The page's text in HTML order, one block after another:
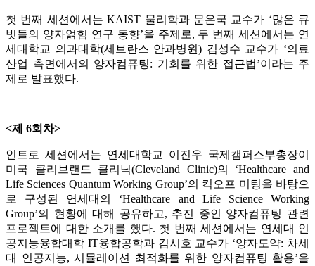
첫 번째 세션에서는 KAIST 물리학과 문은국 교수가 ‘많은 큐
빗들의 양자얽힘 연구 동향’을 주제로, 두 번째 세션에서는 연
세대학교 의과대학(세브란스 안과병원) 김성수 교수가 ‘의료
산업 측면에서의 양자컴퓨팅: 기회를 위한 접근법’이라는 주
제로 발표했다.
<제 6회차>
인트로 세션에서는 연세대학교 이진우 국제캠퍼스부총장이
미국 클리브랜드 클리닉(Cleveland Clinic)의 ‘Healthcare and
Life Sciences Quantum Working Group’의 킥오프 미팅을 바탕으
로 구성된 연세대의 ‘Healthcare and Life Science Working
Group’의 현황에 대해 공유하고, 추진 중인 양자컴퓨팅 관련
프로젝트에 대한 소개를 했다. 첫 번째 세션에서는 연세대 인
공지능융합대학 IT융합공학과 김시호 교수가 ‘양자도약: 차세
대 인공지능, 시뮬레이션 최적화를 위한 양자컴퓨팅 활용’을